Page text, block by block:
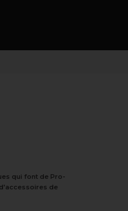
qui font de Pro-
de